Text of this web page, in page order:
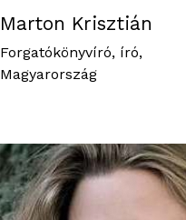
Marton Krisztián
Forgatókönyvíró, író,
Magyarország